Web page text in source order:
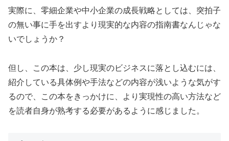
実際に、零細企業や中小企業の成長戦略としては、突拍子
の無い事に手を出すより現実的な内容の指南書なんじゃな
いでしょうか？
但し、この本は、少し現実のビジネスに落とし込むには、
紹介している具体例や手法などの内容が浅いような気がす
るので、この本をきっかけに、より実現性の高い方法など
を読者自身が熟考する必要があるように感じました。